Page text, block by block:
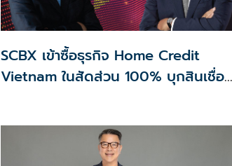
SCBX เข้าซื้อธุรกิจ Home Credit
Vietnam ในสัดส่วน 100% บุกสินเชื่อ